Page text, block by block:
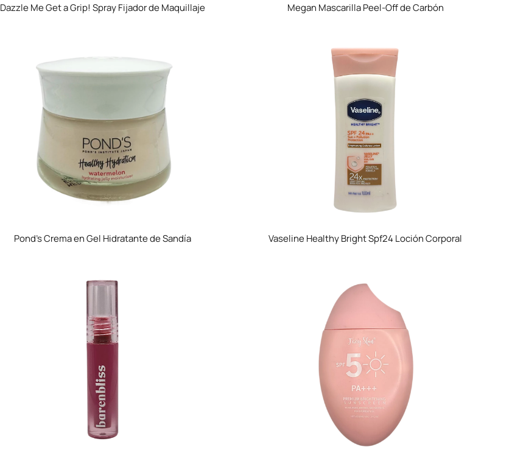
Dazzle Me Get a Grip! Spray Fijador de Maquillaje Megan Mascarilla Peel-Off de Carbón
Pond’s Crema en Gel Hidratante de Sandía Vaseline Healthy Bright Spf24 Loción Corporal